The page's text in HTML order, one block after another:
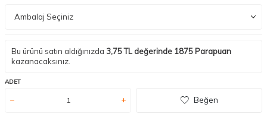
Bu ürünü satın aldığınızda 3,75TL değerinde 1875 Parapuan
kazanacaksınız.
ADET
Beğen